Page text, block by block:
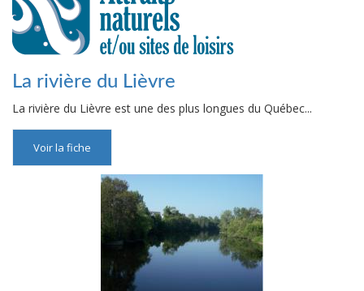
La rivière du Lièvre
La rivière du Lièvre est une des plus longues du Québec...
Voir la fiche